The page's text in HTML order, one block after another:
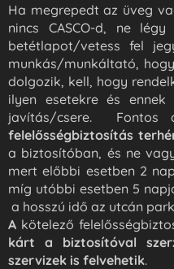
Ha megrepedt az üveg
nincs CASCO-d, ne
betétlapot/vetess fel
munkás/munkáltató,
dolgozik, kell, hogy
ilyen esetekre és ennek
javítás/csere. Fontos
felelősségbiztosítás
a biztosítóban, és ne
mert előbbi esetben 2
míg utóbbi esetben 5
a hosszú idő az utcán
A kötelező
kárt a biztosítóval
szervizek is felvehetik.